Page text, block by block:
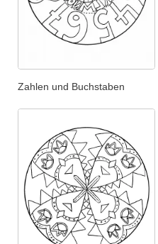
Zahlen und Buchstaben